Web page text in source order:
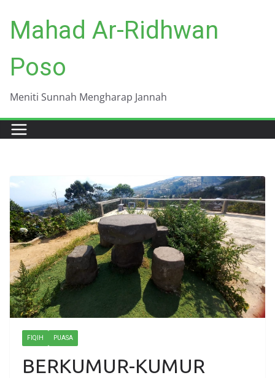
content
Mahad Ar-Ridhwan
Poso
Meniti Sunnah Mengharap Jannah
FIQIH PUASA
BERKUMUR-KUMUR